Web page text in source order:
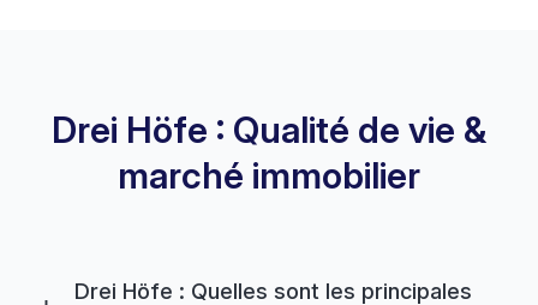
Drei Höfe : Qualité de vie &
marché immobilier
Drei Höfe : Quelles sont les principales